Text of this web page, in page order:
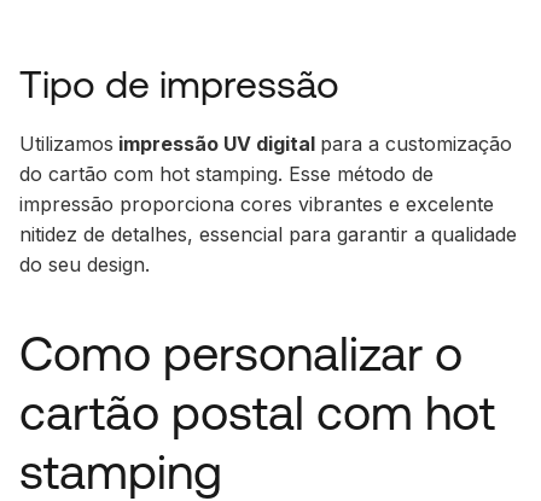
Tipo de impressão
Utilizamos impressão UV digital para a customização
do cartão com hot stamping. Esse método de
impressão proporciona cores vibrantes e excelente
nitidez de detalhes, essencial para garantir a qualidade
do seu design.
Como personalizar o
cartão postal com hot
stamping